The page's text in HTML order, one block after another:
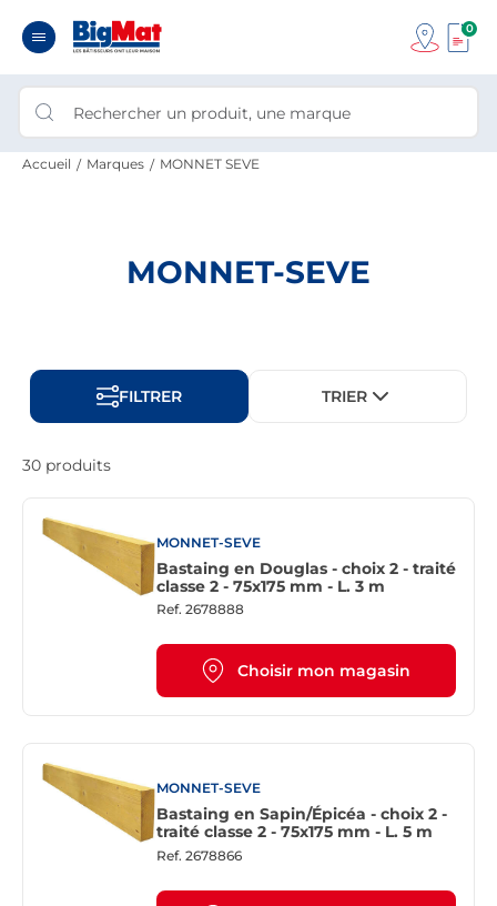
0
Accueil Marques MONNET SEVE
MONNET-SEVE
FILTRER TRIER
30 produits
MONNET-SEVE
Bastaing en Douglas - choix 2 - traité
classe 2 - 75x175 mm - L. 3 m
Ref. 2678888
Choisir mon magasin
MONNET-SEVE
Bastaing en Sapin/Épicéa - choix 2 -
traité classe 2 - 75x175 mm - L. 5 m
Ref. 2678866